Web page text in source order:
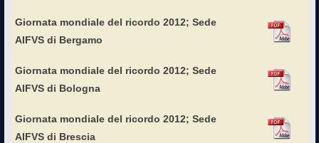
Giornata mondiale del ricordo 2012; Sede
AIFVS di Bergamo
Giornata mondiale del ricordo 2012; Sede
AIFVS di Bologna
Giornata mondiale del ricordo 2012; Sede
AIFVS di Brescia